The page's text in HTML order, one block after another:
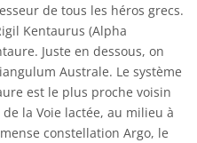
de tous les héros grecs.
Kentaurus (Alpha
Juste en dessous, on
Australe. Le système
est le plus proche voisin
la Voie lactée, au milieu à
constellation Argo, le